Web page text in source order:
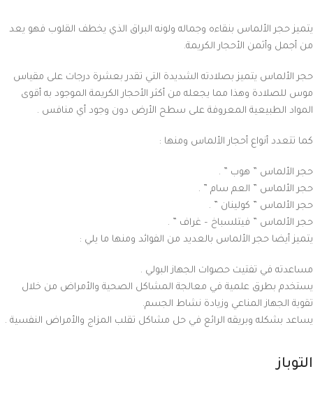
يتميز حجر الألماس بنقاءه وجماله ولونه البراق الذي يخطف القلوب فهو يعد
من أجمل وأثمن الأحجار الكريمة.
حجر الألماس يتميز بصلادته الشديدة التي تقدر بعشرة درجات على مقياس
موس للصلادة وهذا مما يجعله من أكثر الأحجار الكريمة الموجود به أقوى
المواد الطبيعية المعروفة على سطح الأرض دون وجود أي منافس .
كما تتعدد أنواع أحجار الألماس ومنها :
حجر الألماس ” هوب ” .
حجر الألماس ” العم سام ” .
حجر الألماس ” كولينان ” .
حجر الألماس ” فيتلسباخ – غراف ” .
يتميز أيضا حجر الألماس بالعديد من الفوائد ومنها ما يلي :
مساعدته في تفتيت حصوات الجهاز البولي .
يستخدم بطرق علمية في معالجة المشاكل الصحية والأمراض من خلال
تقوية الجهاز المناعي وزيادة نشاط الجسم.
يساعد بشكله وبريقه الرائع في حل مشاكل تقلب المزاج والأمراض النفسية .
التوباز